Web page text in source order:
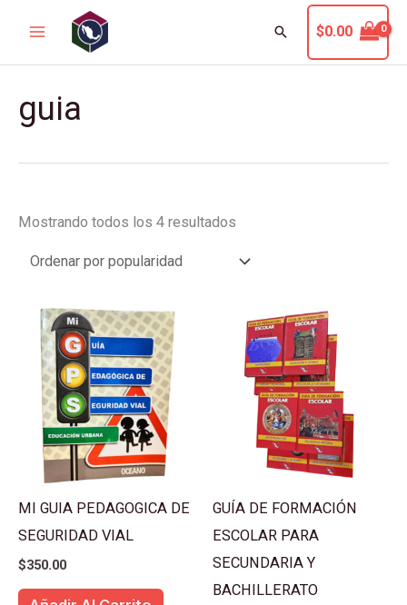
contenido
Buscar
$0.00
guia
Mostrando todos los 4 resultados
MI GUIA PEDAGOGICA DE
SEGURIDAD VIAL
$350.00
GUÍA DE FORMACIÓN
ESCOLAR PARA
SECUNDARIA Y
BACHILLERATO